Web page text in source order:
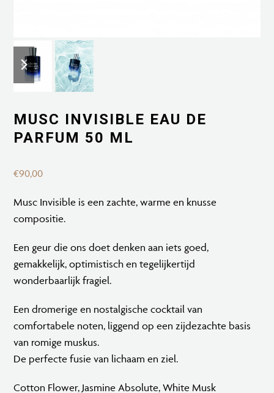
previous
slide
next
slide
MUSC INVISIBLE EAU DE
PARFUM 50 ML
€90,00
Musc Invisible is een zachte, warme en knusse
compositie.
Een geur die ons doet denken aan iets goed,
gemakkelijk, optimistisch en tegelijkertijd
wonderbaarlijk fragiel.
Een dromerige en nostalgische cocktail van
comfortabele noten, liggend op een zijdezachte basis
van romige muskus.
De perfecte fusie van lichaam en ziel.
Cotton Flower, Jasmine Absolute, White Musk